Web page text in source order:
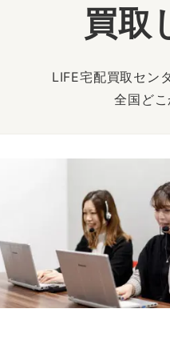
買取
LIFE宅配買取セン
全国ど